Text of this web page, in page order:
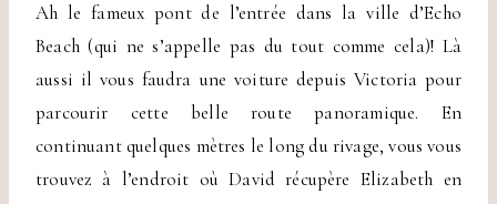
Ah le fameux pont de l’entrée dans la ville d’Echo
Beach (qui ne s’appelle pas du tout comme cela)! Là
aussi il vous faudra une voiture depuis Victoria pour
parcourir cette belle route panoramique. En
continuant quelques mètres le long du rivage, vous vous
trouvez à l’endroit où David récupère Elizabeth en